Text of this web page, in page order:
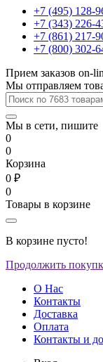
+7 (495) 128-
+7 (343) 226-
+7 (861) 217-
+7 (800) 302-
Прием заказов on-
Мы отправляем
Мы в сети, пишите
0
0
Корзина
0 ₽
0
Товары в корзине
В корзине пусто!
Продолжить
О Нас
Контакты
Доставка
Оплата
Контакты и